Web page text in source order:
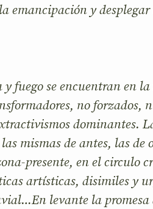
emancipación y
fuego se encuentran en
no forzados,
dominantes.
mismas de antes, las de
presente, en el circulo
artísticas, disimiles y
levante la promesa